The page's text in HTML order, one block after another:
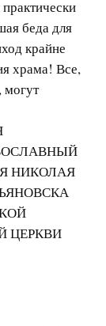
беда для
крайне
храма! Все,
могут
НИКОЛАЯ
ЦЕРКВИ